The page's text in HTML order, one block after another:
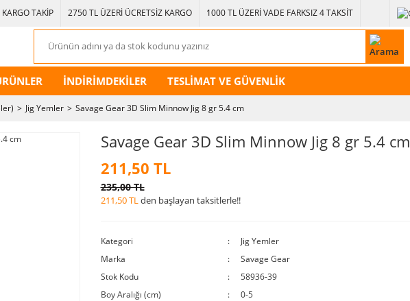
KARGO TAKİP 2750 TL ÜZERİ ÜCRETSİZ KARGO 1000 TL ÜZERİ VADE FARKSIZ 4 TAKSİT
İNDİRİMDEKİLER TESLİMAT VE GÜVENLİK
Jig Yemler Savage Gear 3D Slim Minnow Jig 8 gr 5.4 cm
Savage Gear 3D Slim Minnow Jig 8 gr 5.4 cm
211,50 TL
235,00 TL
211,50 TLden başlayan taksitlerle!!
Kategori
Jig Yemler
Marka
Savage Gear
Stok Kodu
58936-39
Boy Aralığı (cm)
0-5